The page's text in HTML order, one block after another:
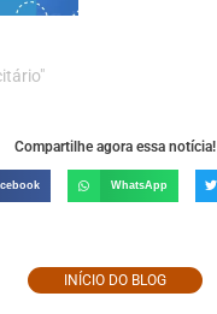
Compartilhe agora essa notícia!
WhatsApp
INÍCIO DO BLOG